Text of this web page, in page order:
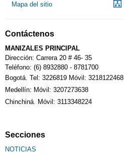
Calendario Tributario
Sudoku
Mapa del sitio
Contáctenos
MANIZALES PRINCIPAL
Dirección: Carrera 20 # 46- 35
Teléfono: (6) 8932880 - 8781700
Bogotá. Tel: 3226819 Móvil: 3218122468
Medellín: Móvil: 3207273638
Chinchiná. Móvil: 3113348224
Secciones
NOTICIAS